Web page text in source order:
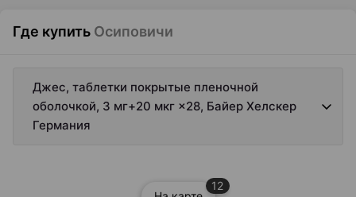
Где купить Осиповичи
Джес, таблетки покрытые пленочной
оболочкой, 3 мг+20 мкг ×28, Байер Хелскер
Германия
12